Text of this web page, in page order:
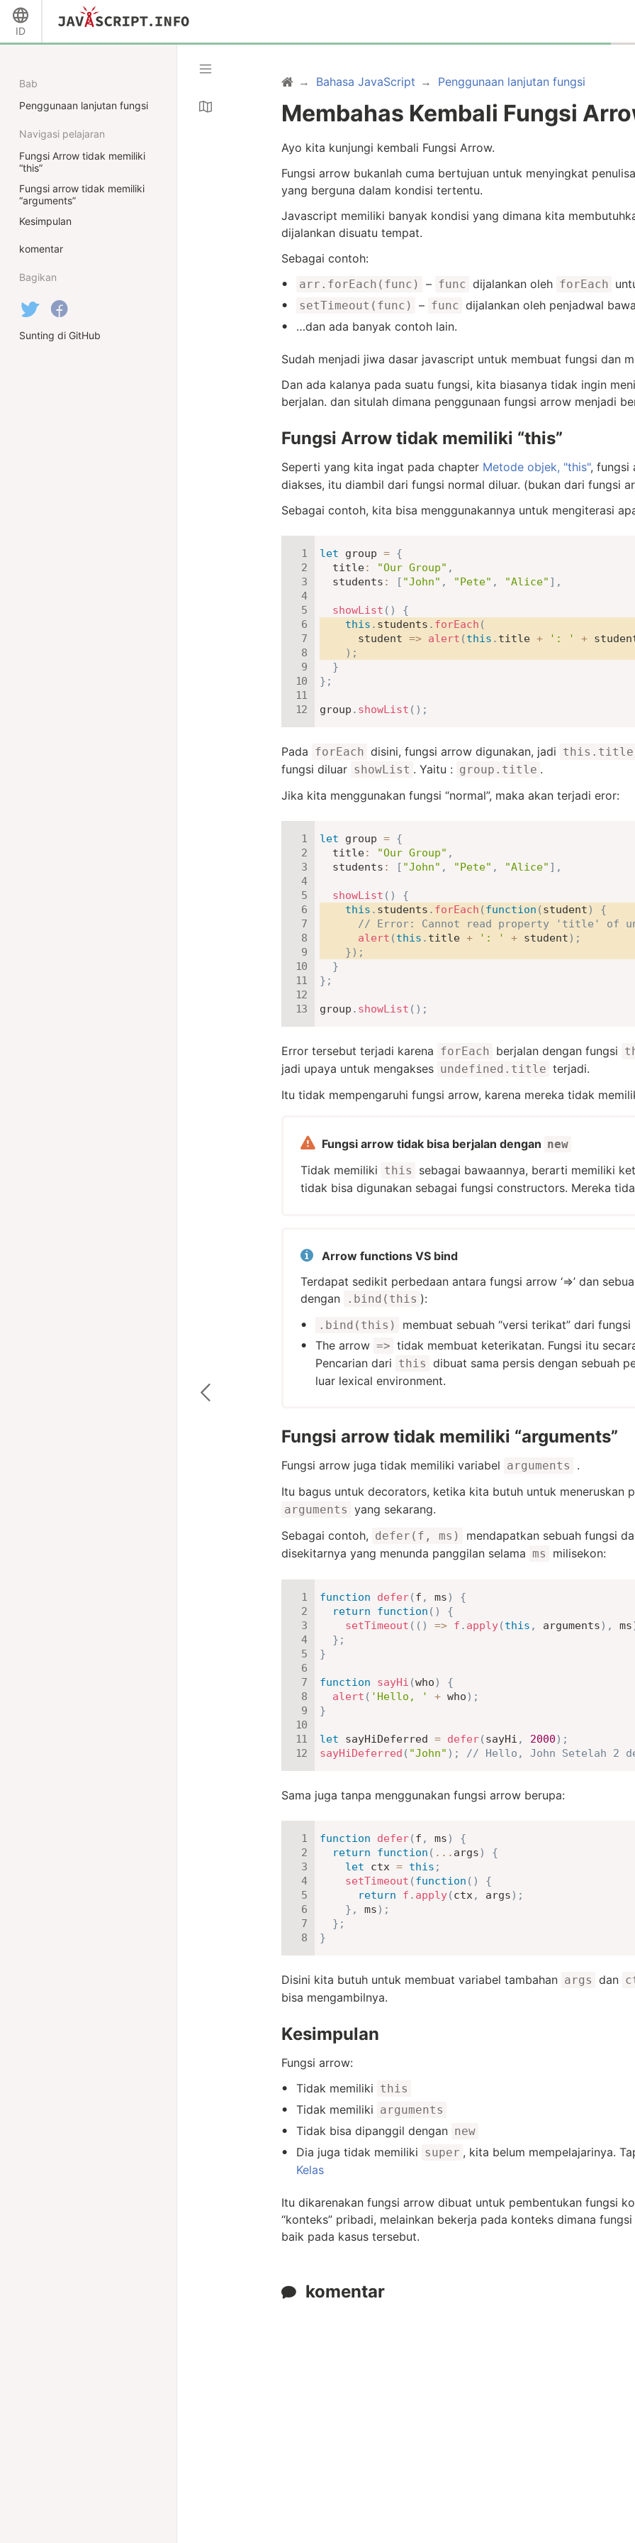
ID
Bahasa JavaScript Penggunaan lanjutan fungsi
Membahas Kembali Fungsi
Ayo kita kunjungi kembali Fungsi Arrow.
Fungsi arrow bukanlah cuma bertujuan untuk menyingkat
yang berguna dalam kondisi tertentu.
Javascript memiliki banyak kondisi yang dimana kita
dijalankan disuatu tempat.
Sebagai contoh:
arr.forEach(func) – func dijalankan oleh forEach
setTimeout(func) – func dijalankan oleh penjadwal
…dan ada banyak contoh lain.
Sudah menjadi jiwa dasar javascript untuk membuat fungsi dan
Dan ada kalanya pada suatu fungsi, kita biasanya tidak ingin
berjalan. dan situlah dimana penggunaan fungsi arrow menjadi
Fungsi Arrow tidak memiliki “this”
Seperti yang kita ingat pada chapter Metode objek, "this", fungsi
diakses, itu diambil dari fungsi normal diluar. (bukan dari fungsi
Sebagai contoh, kita bisa menggunakannya untuk mengiterasi
let group = {
title: "Our Group" ,
students : [ "John" , "Pete" , "Alice" ] ,
showList ( )
{
this . students . forEach (
student => alert (this . title + ': ' +
) ;
}
} ;
group . showList ( ) ;
Pada forEach disini, fungsi arrow digunakan, jadi this.title
fungsi diluar showList . Yaitu : group.title .
Jika kita menggunakan fungsi “normal”, maka akan terjadi eror:
let group = {
title: "Our Group" ,
students : [ "John" , "Pete" , "Alice" ] ,
showList ( )
{
this . students . forEach (function (student)
{
// Error: Cannot read property 'title' of
alert (this . title + ': ' + student) ;
}) ;
}
} ;
group . showList ( ) ;
Error tersebut terjadi karena forEach berjalan dengan fungsi
jadi upaya untuk mengakses undefined.title terjadi.
Itu tidak mempengaruhi fungsi arrow, karena mereka tidak
Fungsi arrow tidak bisa berjalan dengan new
Tidak memiliki this
sebagai bawaannya, berarti memiliki
tidak bisa digunakan sebagai fungsi constructors. Mereka
Arrow functions VS bind
Terdapat sedikit perbedaan antara fungsi arrow ‘=>’ dan
dengan
.bind(this ):
.bind(this)
membuat sebuah “versi terikat” dari fungsi
The arrow => tidak membuat keterikatan. Fungsi itu
Pencarian dari this dibuat sama persis dengan sebuah
luar lexical environment.
Fungsi arrow tidak memiliki “arguments”
Fungsi arrow juga tidak memiliki variabel arguments
.
Itu bagus untuk decorators, ketika kita butuh untuk meneruskan
arguments yang sekarang.
Sebagai contoh, defer(f, ms)
mendapatkan sebuah fungsi
disekitarnya yang menunda panggilan selama ms milisekon:
function defer(f , ms)
{
return
function ( )
{
setTimeout ( ( ) => f . apply(this , arguments) , ms
} ;
}
function sayHi (who)
{
alert ( 'Hello, ' + who) ;
}
let sayHiDeferred = defer(sayHi , 2000) ;
sayHiDeferred ( "John" ) ; // Hello, John Setelah 2
Sama juga tanpa menggunakan fungsi arrow berupa:
function defer(f , ms)
{
return
function ( ... args)
{
let ctx = this ;
setTimeout (function ( )
{
return
f . apply(ctx, args) ;
} , ms) ;
} ;
}
Disini kita butuh untuk membuat variabel tambahan args dan
bisa mengambilnya.
Kesimpulan
Fungsi arrow:
Tidak memiliki this
Tidak memiliki arguments
Tidak bisa dipanggil dengan new
Dia juga tidak memiliki super , kita belum mempelajarinya.
Kelas
Itu dikarenakan fungsi arrow dibuat untuk pembentukan fungsi
“konteks” pribadi, melainkan bekerja pada konteks dimana
baik pada kasus tersebut.
komentar
Bab
Penggunaan lanjutan fungsi
Navigasi pelajaran
Fungsi Arrow tidak memiliki
“this”
Fungsi arrow tidak memiliki
“arguments”
Kesimpulan
komentar
Bagikan
Sunting di GitHub